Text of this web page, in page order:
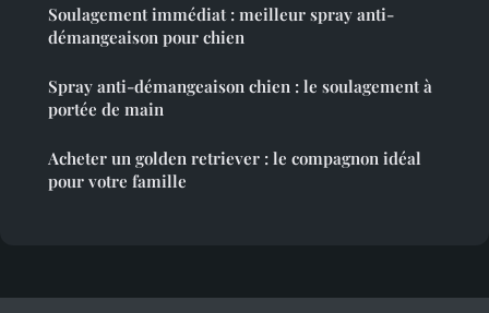
Soulagement immédiat : meilleur spray anti-
démangeaison pour chien
Spray anti-démangeaison chien : le soulagement à
portée de main
Acheter un golden retriever : le compagnon idéal
pour votre famille